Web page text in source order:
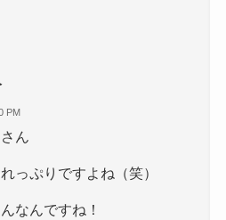
PM
ん
っぷりですよね（笑）
なんですね！